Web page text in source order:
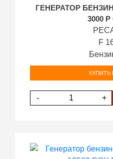
ГЕНЕРАТОР
3000 Р
F
КУПИТЬ
- +